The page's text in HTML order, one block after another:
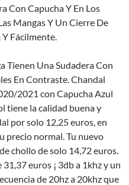
Con Capucha Y En Los
Mangas Y Un Cierre De
Fácilmente.
Tienen Una Sudadera Con
En Contraste. Chandal
2021 con Capucha Azul
tiene la calidad buena y
por solo 12,25 euros, en
precio normal. Tu nuevo
chollo de solo 14,72 euros.
euros ¡ 3db a 1khz y un
de 20hz a 20khz que